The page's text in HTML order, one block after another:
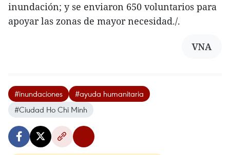
inundación; y se enviaron 650 voluntarios para
apoyar las zonas de mayor necesidad./.
VNA
#inundaciones
#ayuda humanitaria
#Ciudad Ho Chi Minh